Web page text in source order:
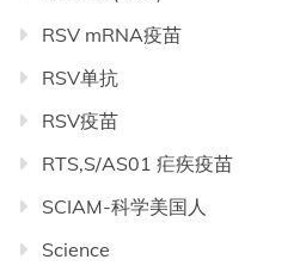
RSV mRNA疫苗
RSV单抗
RSV疫苗
RTS,S/AS01 疟疾疫苗
SCIAM-科学美国人
Science